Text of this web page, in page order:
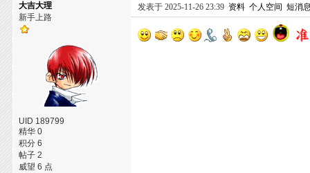
大吉大理
新手上路
UID 189799
精华 0
积分 6
帖子 2
威望 6 点
发表于 2025-11-26 23:39 资料 个人空间 短消